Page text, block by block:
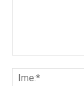
komentar: